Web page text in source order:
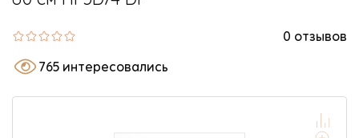
Варочные панели
Духовые шкафы
Кухонные плиты
0 отзывов
765 интересовались